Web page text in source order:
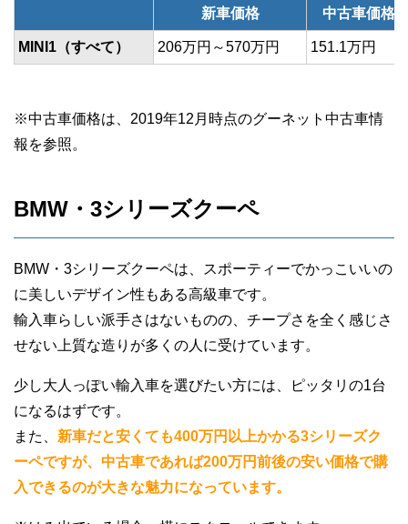
新車価格 中古車価格
MINI1（すべて） 206万円～570万円 151.1万円
※中古車価格は、2019年12月時点のグーネット中古車情
報を参照。
BMW・3シリーズクーペ
BMW・3シリーズクーペは、スポーティーでかっこいいの
に美しいデザイン性もある高級車です。
輸入車らしい派手さはないものの、チープさを全く感じさ
せない上質な造りが多くの人に受けています。
少し大人っぽい輸入車を選びたい方には、ピッタリの1台
になるはずです。
また、 新車だと安くても400万円以上かかる3シリーズク
ーペですが、中古車であれば200万円前後の安い価格で購
入できるのが大きな魅力になっています。